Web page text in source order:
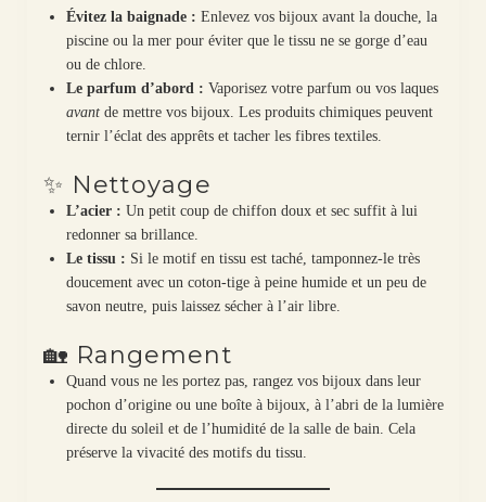
Évitez la baignade : Enlevez vos bijoux avant la douche, la
piscine ou la mer pour éviter que le tissu ne se gorge d’eau
ou de chlore.
Le parfum d’abord : Vaporisez votre parfum ou vos laques
avantde mettre vos bijoux. Les produits chimiques peuvent
ternir l’éclat des apprêts et tacher les fibres textiles.
✨ Nettoyage
L’acier : Un petit coup de chiffon doux et sec suffit à lui
redonner sa brillance.
Le tissu : Si le motif en tissu est taché, tamponnez-le très
doucement avec un coton-tige à peine humide et un peu de
savon neutre, puis laissez sécher à l’air libre.
🏡 Rangement
Quand vous ne les portez pas, rangez vos bijoux dans leur
pochon d’origine ou une boîte à bijoux, à l’abri de la lumière
directe du soleil et de l’humidité de la salle de bain. Cela
préserve la vivacité des motifs du tissu.